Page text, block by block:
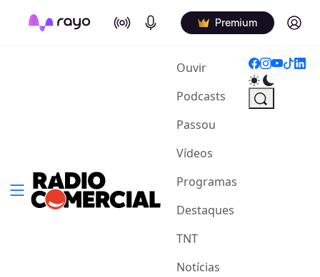
On Air Podcasts Premium Log in
Ouvir(current)
Podcasts
Passou
Vídeos
Programas
Destaques
TNT
Notícias